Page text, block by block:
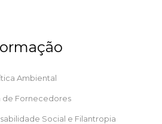
Ambiental
de Fornecedores
Social e Filantropia